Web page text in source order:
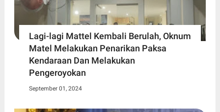
Lagi-lagi Mattel Kembali Berulah, Oknum
Matel Melakukan Penarikan Paksa
Kendaraan Dan Melakukan
Pengeroyokan
September 01, 2024